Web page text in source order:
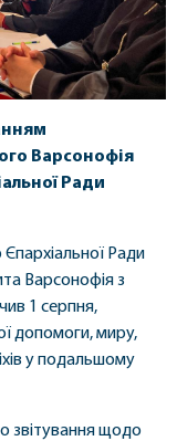
Варсонофія
Ради
Ради
Варсонофія з
1 серпня,
допомоги, миру,
у подальшому
звітування щодо